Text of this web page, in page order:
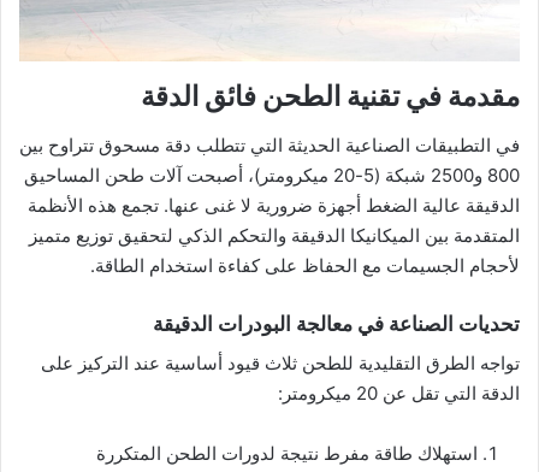
مقدمة في تقنية الطحن فائق الدقة
في التطبيقات الصناعية الحديثة التي تتطلب دقة مسحوق تتراوح بين
800 و2500 شبكة (5-20 ميكرومتر)، أصبحت آلات طحن المساحيق
الدقيقة عالية الضغط أجهزة ضرورية لا غنى عنها. تجمع هذه الأنظمة
المتقدمة بين الميكانيكا الدقيقة والتحكم الذكي لتحقيق توزيع متميز
لأحجام الجسيمات مع الحفاظ على كفاءة استخدام الطاقة.
تحديات الصناعة في معالجة البودرات الدقيقة
تواجه الطرق التقليدية للطحن ثلاث قيود أساسية عند التركيز على
الدقة التي تقل عن 20 ميكرومتر:
استهلاك طاقة مفرط نتيجة لدورات الطحن المتكررة